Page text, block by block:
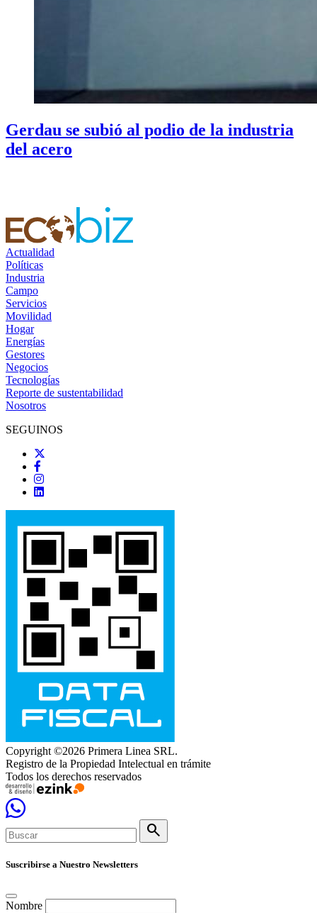
Gerdau se subió al podio de la industria
del acero
Actualidad
Políticas
Industria
Campo
Servicios
Movilidad
Hogar
Energías
Gestores
Negocios
Tecnologías
Reporte de sustentabilidad
Nosotros
SEGUINOS
Copyright ©2026 Primera Linea SRL.
Registro de la Propiedad Intelectual en trámite
Todos los derechos reservados
search
Suscribirse a Nuestro Newsletters
Nombre